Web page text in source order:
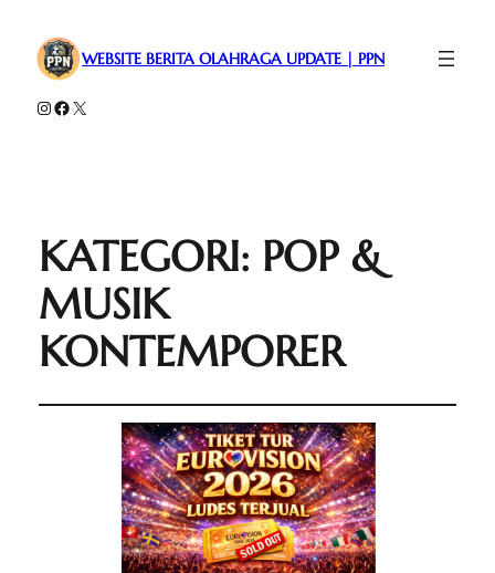
WEBSITE BERITA OLAHRAGA UPDATE | PPN
Instagram
Facebook
X
KATEGORI: POP &
MUSIK
KONTEMPORER